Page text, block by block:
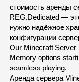
стоимость аренды
REG.Dedicated —
нужно надёжное
конфигурации
Our Minecraft Server
Memory options
seamless playing.
Аренда сервера